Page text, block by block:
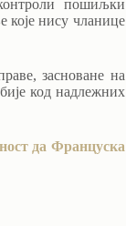
пошиљки
које нису чланице
засноване на
код надлежних
да Француска